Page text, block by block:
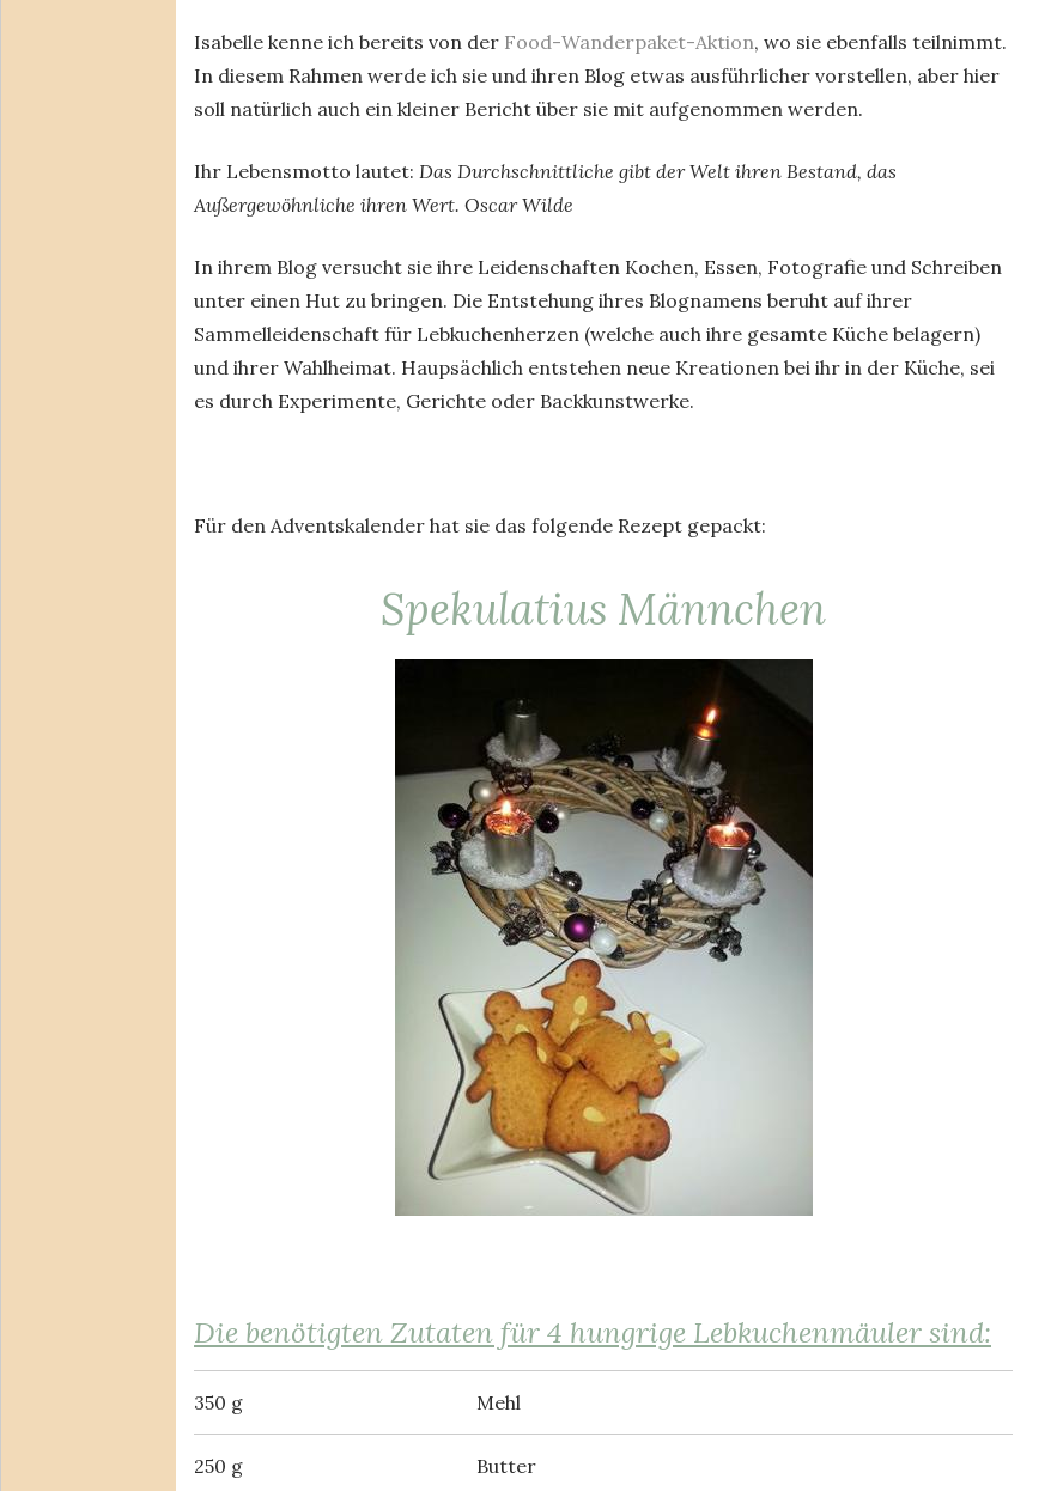
Isabelle kenne ich bereits von der Food-Wanderpaket-Aktion, wo sie ebenfalls teilnimmt.
In diesem Rahmen werde ich sie und ihren Blog etwas ausführlicher vorstellen, aber hier
soll natürlich auch ein kleiner Bericht über sie mit aufgenommen werden.
Ihr Lebensmotto lautet: Das Durchschnittliche gibt der Welt ihren Bestand, das
Außergewöhnliche ihren Wert. Oscar Wilde
In ihrem Blog versucht sie ihre Leidenschaften Kochen, Essen, Fotografie und Schreiben
unter einen Hut zu bringen. Die Entstehung ihres Blognamens beruht auf ihrer
Sammelleidenschaft für Lebkuchenherzen (welche auch ihre gesamte Küche belagern)
und ihrer Wahlheimat. Haupsächlich entstehen neue Kreationen bei ihr in der Küche, sei
es durch Experimente, Gerichte oder Backkunstwerke.
Für den Adventskalender hat sie das folgende Rezept gepackt:
Spekulatius Männchen
Die benötigten Zutaten für 4 hungrige Lebkuchenmäuler sind:
350 g Mehl
250 g Butter